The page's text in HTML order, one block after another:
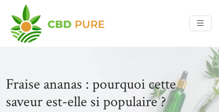
Fraise ananas : pourquoi cette
saveur est-elle si populaire ?